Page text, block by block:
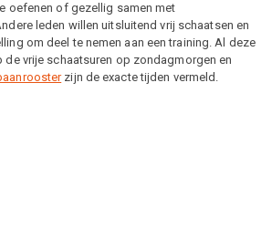
oefenen of gezellig samen met
leden willen uitsluitend vrij schaatsen en
om deel te nemen aan een training. Al deze
de vrije schaatsuren op zondagmorgen en
zijn de exacte tijden vermeld.